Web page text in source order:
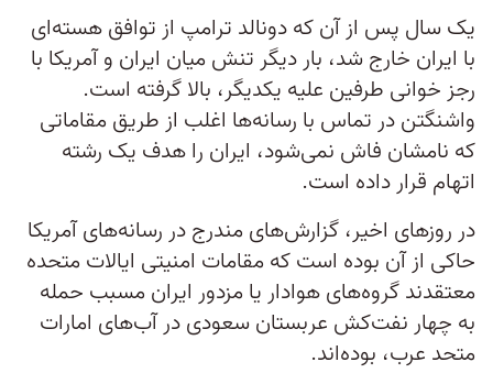
یک سال پس از آن که دونالد ترامپ از توافق هسته‌ای
با ایران خارج شد، بار دیگر تنش میان ایران و آمریکا با
رجز خوانی طرفین علیه یکدیگر، بالا گرفته است.
واشنگتن در تماس با رسانه‌ها اغلب از طریق مقاماتی
که نامشان فاش نمی‌شود، ایران را هدف یک رشته
اتهام قرار داده است‌.
در روزهای اخیر، گزارش‌های مندرج در رسانه‌های آمریکا
حاکی از آن بوده است که مقامات امنیتی ایالات متحده
معتقدند گروه‌های هوادار یا مزدور ایران مسبب حمله
به چهار نفت‌کش عربستان سعودی در آب‌های امارات
متحد عرب، بوده‌اند.